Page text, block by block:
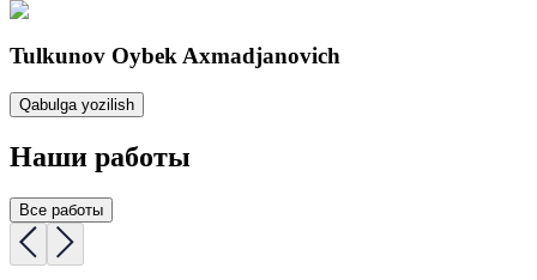
Tulkunov Oybek Axmadjanovich
Qabulga yozilish
Наши работы
Все работы